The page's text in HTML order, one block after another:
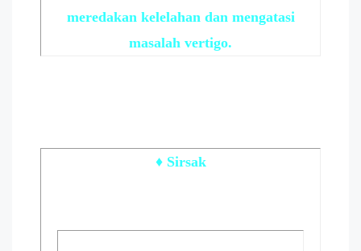
meredakan kelelahan dan mengatasi
masalah vertigo.
♦ Sirsak